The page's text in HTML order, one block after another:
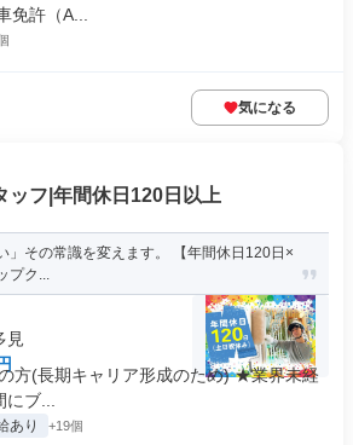
許（A...
気になる
ッフ|年間休日120日以上
」その常識を変えます。 【年間休日120日×
プク...
見
方(長期キャリア形成のため) ★業界未経
ブ...
あり +19個